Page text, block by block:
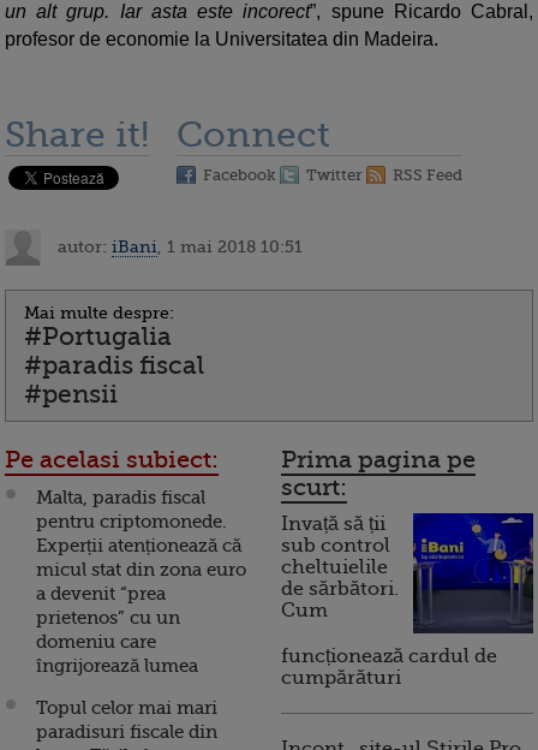
un alt grup. Iar asta este incorect”, spune Ricardo Cabral,
profesor de economie la Universitatea din Madeira.
Share it! Connect
Facebook Twitter RSS Feed
autor: iBani , 1 mai 2018 10:51
Mai multe despre:
#Portugalia
#paradis fiscal
#pensii
Pe acelasi subiect:
Malta, paradis fiscal
pentru criptomonede.
Experții atenționează că
micul stat din zona euro
a devenit “prea
prietenos” cu un
domeniu care
îngrijorează lumea
Topul celor mai mari
paradisuri fiscale din
Prima pagina pe
scurt:
Invață să ții
sub control
cheltuielile
de sărbători.
Cum
funcționează cardul de
cumpărături